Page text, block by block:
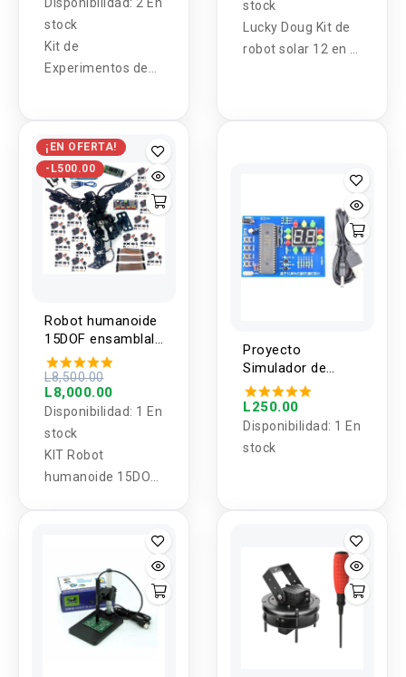
stock
Kit de
Experimentos de
stock
Lucky Doug Kit de
robot solar 12 en 1
educativa, regalos
para niños y niñas
¡EN OFERTA!
-L500.00
Robot humanoide
15DOF ensamblalo
tu mismo KIT DIY
L8,500.00
L8,000.00
Disponibilidad: 1 En
stock
KIT Robot
humanoide 15DOF
Proyecto
Simulador de
Semaforo 4 Vias
con STC89C52
(DIY)
L250.00
Disponibilidad: 1 En
stock